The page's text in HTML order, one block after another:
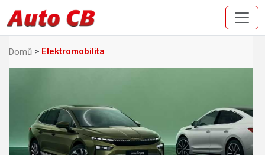
Domů Elektromobilita